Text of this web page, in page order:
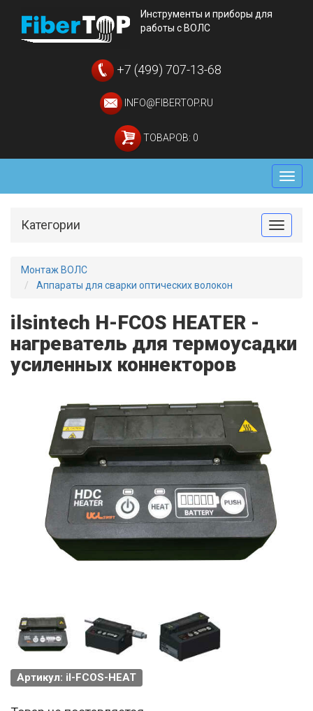
Инструменты и приборы для
работы с ВОЛС
+7 (499) 707-13-68
INFO@FIBERTOP.RU
ТОВАРОВ: 0
Меню
Toggle
Категории
Монтаж ВОЛС
Аппараты для сварки оптических волокон
ilsintech H-FCOS HEATER -
нагреватель для термоусадки
усиленных коннекторов
Артикул: il-FCOS-HEAT